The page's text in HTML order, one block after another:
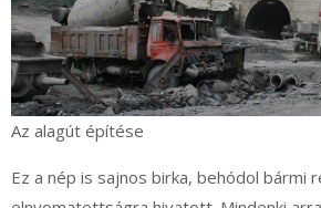
Az alagút építése
Ez a nép is sajnos birka, behódol bármi